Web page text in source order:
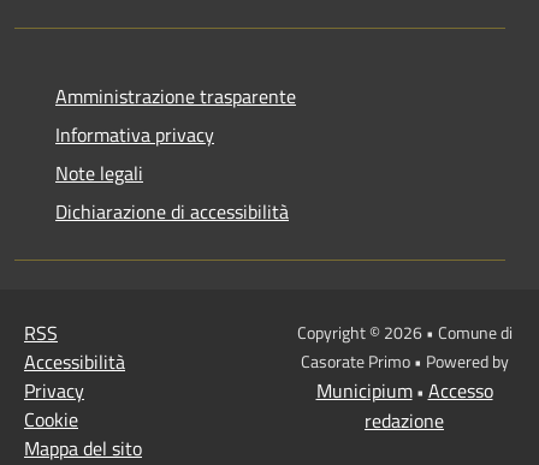
Amministrazione trasparente
Informativa privacy
Note legali
Dichiarazione di accessibilità
RSS
Accessibilità
Privacy
Cookie
Mappa del sito
Copyright © 2026 • Comune di
Casorate Primo • Powered by
Municipium• Accesso
redazione